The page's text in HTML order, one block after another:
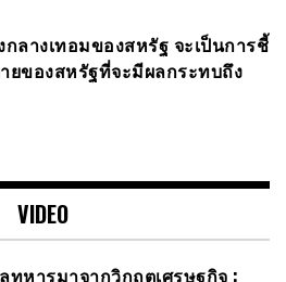
กลางเทอมของสหรัฐ จะเป็นการชี้
ยของสหรัฐที่จะมีผลกระทบถึง
VIDEO
ทหารมาจากวิกฤตเศรษฐกิจ :